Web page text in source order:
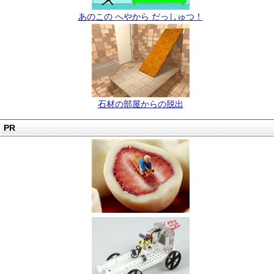
あのこの へやから だっしゅつ！
石材の部屋からの脱出
PR